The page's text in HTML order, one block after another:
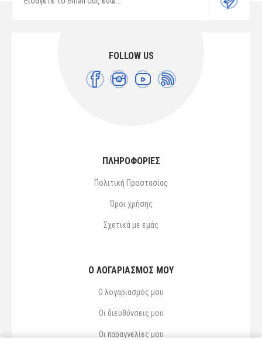
FOLLOW US
ΠΛΗΡΟΦΟΡΙΕΣ
Πολιτική Προστασίας
Όροι χρήσης
Σχετικά με εμάς
Ο ΛΟΓΑΡΙΑΣΜΌΣ ΜΟΥ
Ο λογαριασμός μου
Οι διευθύνσεις μου
Οι παραγγελίες μου